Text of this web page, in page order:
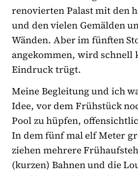
renovierten Palast mit den
und den vielen Gemälden
Wänden. Aber im fünften
angekommen, wird schnell
Eindruck trügt.
Meine Begleitung und ich
Idee, vor dem Frühstück
Pool zu hüpfen,
In dem fünf mal elf Meter
ziehen mehrere
(kurzen) Bahnen und die